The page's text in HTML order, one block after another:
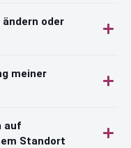
ändern oder
meiner
auf
Standort